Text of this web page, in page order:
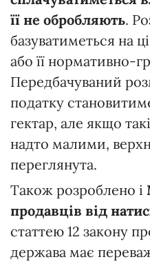
її не обробляють.
базуватиметься на
або її нормативно-
Передбачуваний
податку
гектар, але якщо
надто малими,
переглянута.
Також розроблено і
продавців від
статтею 12 закону
держава має